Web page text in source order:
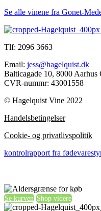
Se alle vinene fra Gonet-
Tlf: 2096 3663
Email: jess@hagelquist.dk
Balticagade 10, 8000 Aarhus
CVR-nummr: 43001558
© Hagelquist Vine 2022
Handelsbetingelser
Cookie- og privatlivspolitik
kontrolrapport fra
Se kurven Shop videre